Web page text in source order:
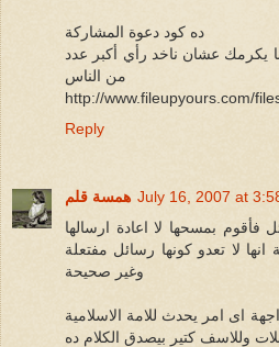
ده كود دعوة المشاركة
يكرمك عشان ناخد رأي أكبر عدد
من الناس
http://www.fileupyours.com/
Reply
همسة قلم July 16, 2007 at
فأقوم بمسحها لا اعادة ارسالها
لا تعدو كونها رسائل مفتعلة
وغير صحيحة
اى امر يحدث للامة الاسلامية
وللاسف كتير بيصدق الكلام ده